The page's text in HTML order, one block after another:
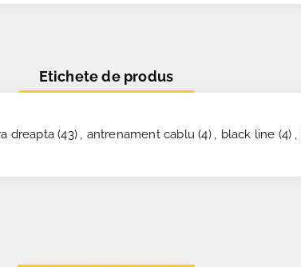
Etichete de produs
dreapta (43) antrenament cablu (4) black line (4)